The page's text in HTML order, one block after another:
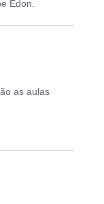
Edon.
as aulas